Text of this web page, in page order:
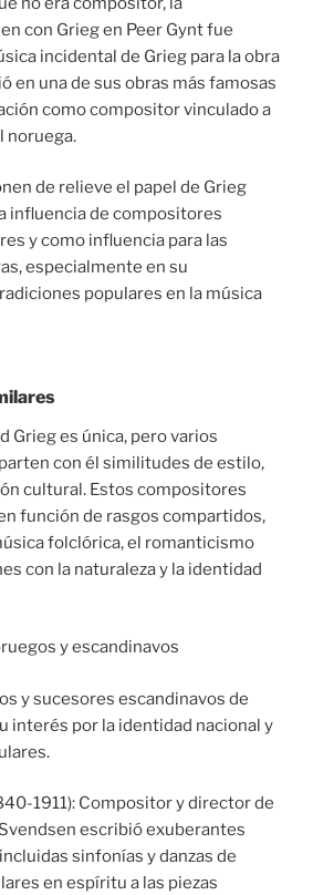
con Grieg en Peer Gynt fue
incidental de Grieg para la obra
en una de sus obras más famosas
como compositor vinculado a
noruega.
de relieve el papel de Grieg
influencia de compositores
y como influencia para las
especialmente en su
populares en la música
Grieg es única, pero varios
con él similitudes de estilo,
cultural. Estos compositores
función de rasgos compartidos,
folclórica, el romanticismo
con la naturaleza y la identidad
y escandinavos
y sucesores escandinavos de
interés por la identidad nacional y
1911): Compositor y director de
escribió exuberantes
sinfonías y danzas de
en espíritu a las piezas